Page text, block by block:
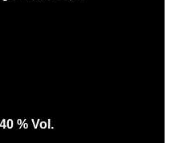
% Vol.